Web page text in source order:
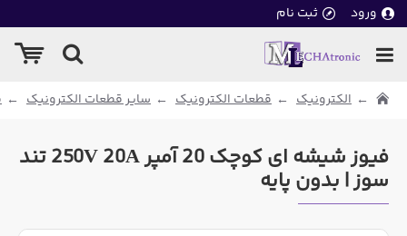
ورود ثبت نام
الکترونیک قطعات الکترونیک سایر قطعات الکترونیک
فیوز شیشه ای کوچک 20 آمپر 250V 20A تند
سوز | بدون پایه